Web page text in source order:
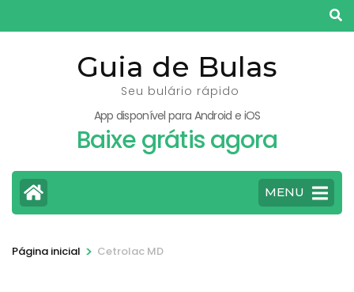
para
Guia de Bulas
Seu bulário rápido
App disponível para Android e iOS
Baixe grátis agora
MENU
Página inicial > Cetrolac MD